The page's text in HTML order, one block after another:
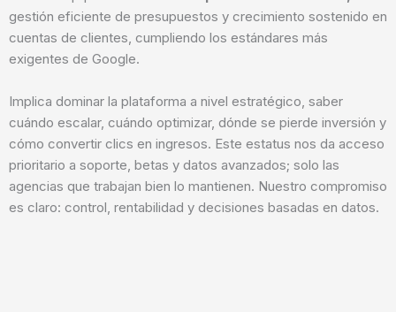
gestión eficiente de presupuestos y crecimiento sostenido en
cuentas de clientes, cumpliendo los estándares más
exigentes de Google.
Implica dominar la plataforma a nivel estratégico, saber
cuándo escalar, cuándo optimizar, dónde se pierde inversión y
cómo convertir clics en ingresos. Este estatus nos da acceso
prioritario a soporte, betas y datos avanzados; solo las
agencias que trabajan bien lo mantienen. Nuestro compromiso
es claro: control, rentabilidad y decisiones basadas en datos.